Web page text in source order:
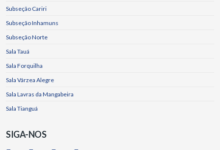
Subseção Cariri
Subseção Inhamuns
Subseção Norte
Sala Tauá
Sala Forquilha
Sala Várzea Alegre
Sala Lavras da Mangabeira
Sala Tianguá
SIGA-NOS